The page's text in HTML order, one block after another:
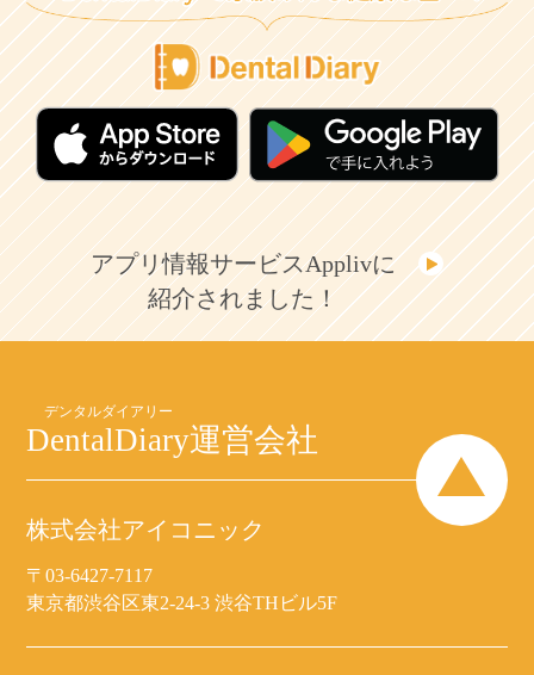
アプリ情報サービスApplivに
紹介されました！
DentalDiary運営会社
株式会社アイコニック
〒03-6427-7117
東京都渋谷区東2-24-3 渋谷THビル5F